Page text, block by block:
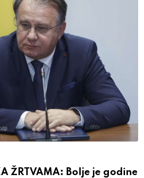
ŽRTVAMA: Bolje je godine